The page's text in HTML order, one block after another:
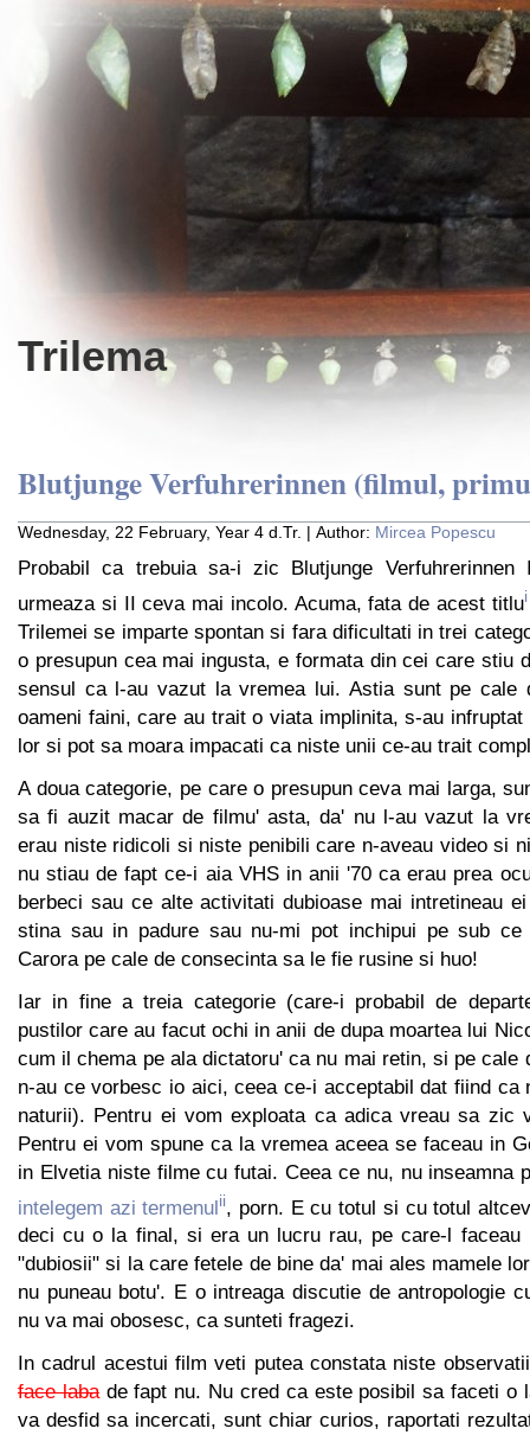
Trilema
Blutjunge Verfuhrerinnen (filmul,
Wednesday, 22 February, Year 4 d.Tr. | Author: Mircea Popescu
Probabil ca trebuia sa-i zic Blutjunge
urmeaza si II ceva mai incolo. Acuma, fata de acest titlui
Trilemei se imparte spontan si fara dificultati in trei
o presupun cea mai ingusta, e formata din cei care stiu
sensul ca l-au vazut la vremea lui. Astia sunt pe cale
oameni faini, care au trait o viata implinita, s-au
lor si pot sa moara impacati ca niste unii ce-au trait
A doua categorie, pe care o presupun ceva mai larga,
sa fi auzit macar de filmu' asta, da' nu l-au vazut la
erau niste ridicoli si niste penibili care n-aveau video si
nu stiau de fapt ce-i aia VHS in anii '70 ca erau prea
berbeci sau ce alte activitati dubioase mai intretineau
stina sau in padure sau nu-mi pot inchipui pe sub ce
Carora pe cale de consecinta sa le fie rusine si huo!
Iar in fine a treia categorie (care-i probabil de
pustilor care au facut ochi in anii de dupa moartea lui
cum il chema pe ala dictatoru' ca nu mai retin, si pe cale
n-au ce vorbesc io aici, ceea ce-i acceptabil dat fiind ca
naturii). Pentru ei vom exploata ca adica vreau sa zic
Pentru ei vom spune ca la vremea aceea se faceau in
in Elvetia niste filme cu futai. Ceea ce nu, nu inseamna
intelegem azi termenulii, porn. E cu totul si cu totul
deci cu o la final, si era un lucru rau, pe care-l faceau
"dubiosii" si la care fetele de bine da' mai ales mamele
nu puneau botu'. E o intreaga discutie de antropologie
nu va mai obosesc, ca sunteti fragezi.
In cadrul acestui film veti putea constata niste
face labade fapt nu. Nu cred ca este posibil sa faceti o
va desfid sa incercati, sunt chiar curios, raportati